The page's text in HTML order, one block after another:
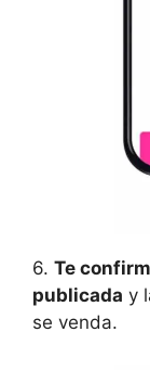
6. Te
publicada y
se venda.